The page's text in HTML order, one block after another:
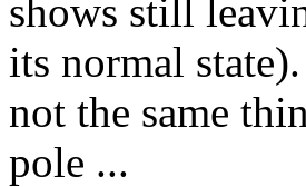
shows still
its normal
not the same
pole ...